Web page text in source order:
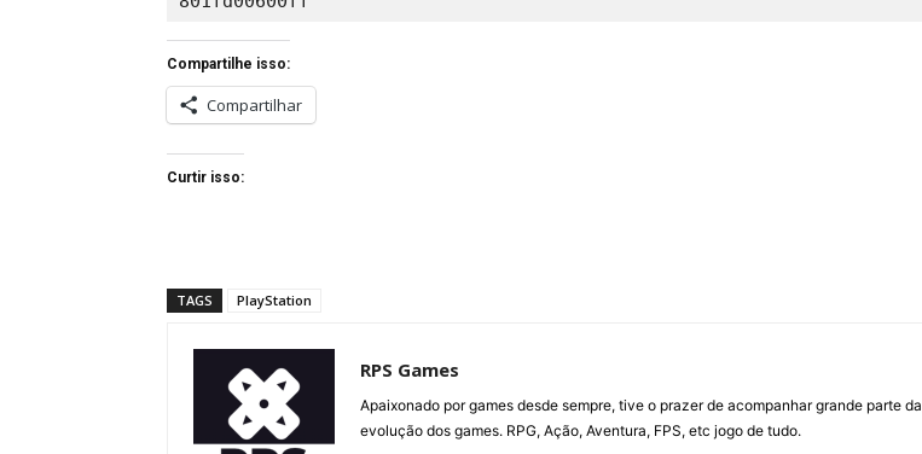
Compartilhe isso:
Compartilhar
Curtir isso:
TAGS PlayStation
RPS Games
Apaixonado por games desde sempre, tive o prazer de acompanhar grande parte da
evolução dos games. RPG, Ação, Aventura, FPS, etc jogo de tudo.